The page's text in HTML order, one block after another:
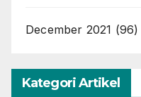
December 2021 (96)
Kategori Artikel